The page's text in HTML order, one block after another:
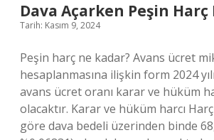
Dava Açarken Peşin Harç
Tarih: Kasım 9, 2024
Peşin harç ne kadar? Avans ücret
hesaplanmasına ilişkin form 2024
avans ücret oranı karar ve hüküm
olacaktır. Karar ve hüküm harcı
göre dava bedeli üzerinden binde